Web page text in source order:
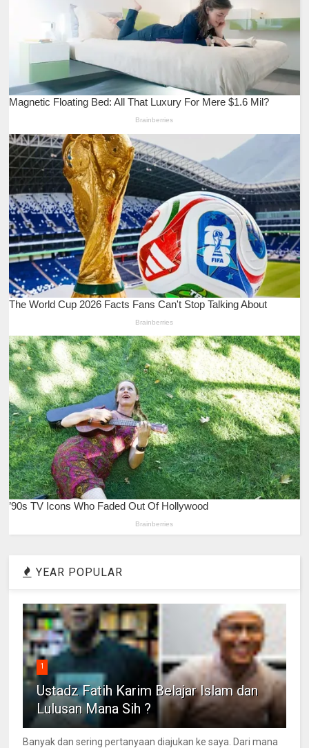
YEAR POPULAR
1
Ustadz Fatih Karim Belajar Islam dan
Lulusan Mana Sih ?
Banyak dan sering pertanyaan diajukan ke saya. Dari mana